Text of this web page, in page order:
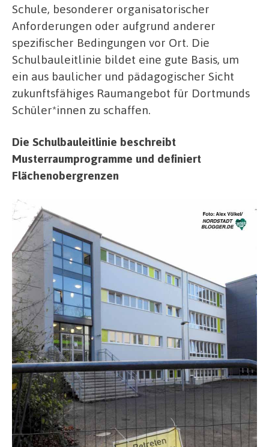
Schule, besonderer organisatorischer
Anforderungen oder aufgrund anderer
spezifischer Bedingungen vor Ort. Die
Schulbauleitlinie bildet eine gute Basis, um
ein aus baulicher und pädagogischer Sicht
zukunftsfähiges Raumangebot für Dortmunds
Schüler*innen zu schaffen.
Die Schulbauleitlinie beschreibt
Musterraumprogramme und definiert
Flächenobergrenzen